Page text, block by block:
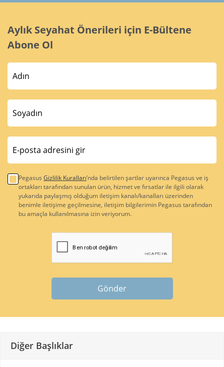
Aylık Seyahat Önerileri için E-Bültene
Abone Ol
Pegasus Gizlilik Kuralları’nda belirtilen şartlar uyarınca Pegasus ve iş
ortakları tarafından sunulan ürün, hizmet ve fırsatlar ile ilgili olarak
yukarıda paylaşmış olduğum iletişim kanalı/kanalları üzerinden
benimle iletişime geçilmesine, iletişim bilgilerimin Pegasus tarafından
bu amaçla kullanılmasına izin veriyorum.
Gönder
Diğer Başlıklar